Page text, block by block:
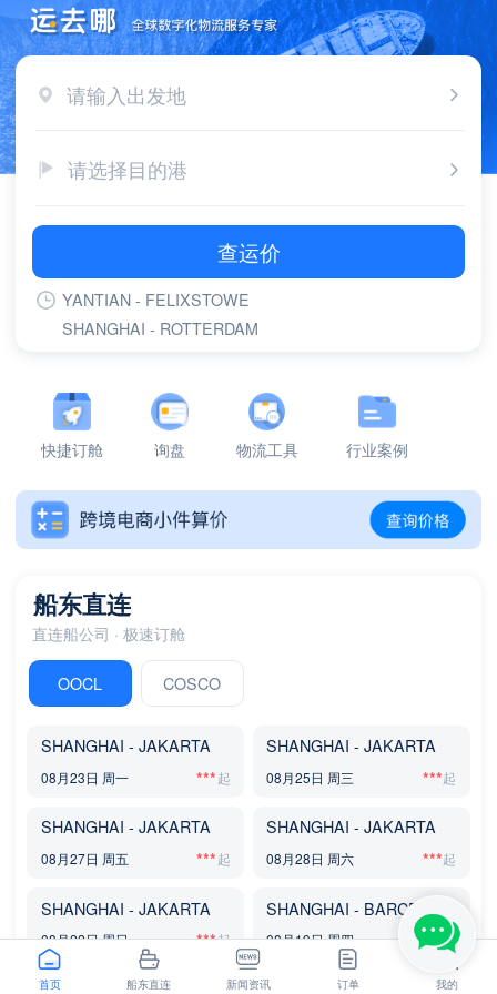
请输入出发地
请选择目的港
查运价
YANTIAN - FELIXSTOWE
SHANGHAI - ROTTERDAM
YANTIAN - LONG BEACH,CA
YANTIAN - LOS ANGELES,CA
SHANGHAI - LOS ANGELES,CA
NINGBO - GDANSK
快捷订舱 询盘 物流工具 行业案例
船东直连
直连船公司 · 极速订舱
OOCL COSCO
SHANGHAI - JAKARTA
08月23日 周一 ***
SHANGHAI - JAKARTA
08月25日 周三 ***
SHANGHAI - JAKARTA
08月27日 周五 ***
SHANGHAI - JAKARTA
08月28日 周六 ***
SHANGHAI - JAKARTA
08月22日 周日 *** 08月19日 周四 ***
SHANGHAI - BARCELONA SHANGHAI - GEMLIK
首页 船东直连 新闻资讯 订单 我的